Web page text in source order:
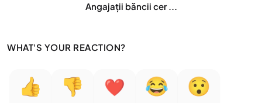
Angajații băncii cer ...
WHAT'S YOUR REACTION?